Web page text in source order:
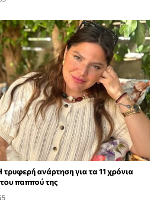
ανάρτηση για τα 11 χρόνια
παππού της